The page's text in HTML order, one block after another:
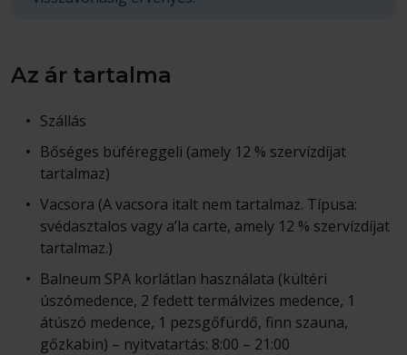
Az ár tartalma
Szállás
Bőséges büféreggeli (amely 12 % szervízdíjat
tartalmaz)
Vacsora (A vacsora italt nem tartalmaz. Típusa:
svédasztalos vagy a’la carte, amely 12 % szervízdíjat
tartalmaz.)
Balneum SPA korlátlan használata (kültéri
úszómedence, 2 fedett termálvizes medence, 1
átúszó medence, 1 pezsgőfürdő, finn szauna,
gőzkabin) – nyitvatartás: 8:00 – 21:00